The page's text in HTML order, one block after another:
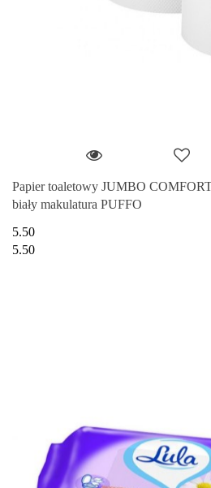
Papier toaletowy JUMBO
biały makulatura PUFFO
5.50
5.50